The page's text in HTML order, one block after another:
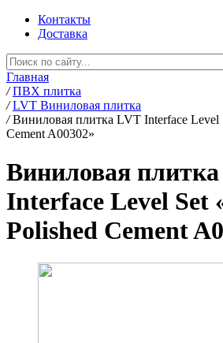
Контакты
Доставка
Главная
/ ПВХ плитка
/ LVT Виниловая плитка
/ Виниловая плитка LVT Interface Level
Cement A00302»
Виниловая
Interface Level Set
Polished Cement